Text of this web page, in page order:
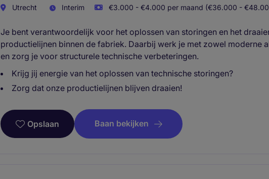
Utrecht Interim €3.000 - €4.000 per maand (€36.000 -
Je bent verantwoordelijk voor het oplossen van storingen en het
productielijnen binnen de fabriek. Daarbij werk je met zowel moderne
en zorg je voor structurele technische verbeteringen.
Krijg jij energie van het oplossen van technische storingen?
Zorg dat onze productielijnen blijven draaien!
Opslaan Baan bekijken